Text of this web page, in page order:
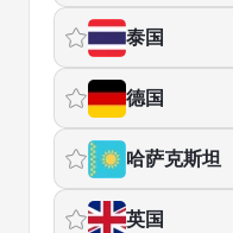
泰国
德国
哈萨克斯坦
英国